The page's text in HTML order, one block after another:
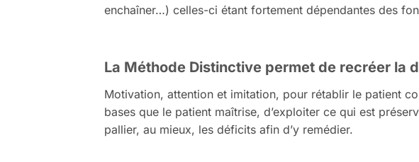
enchaîner…) celles-ci étant fortement dépendantes des
La Méthode Distinctive permet de recréer la
Motivation, attention et imitation, pour rétablir le patient
bases que le patient maîtrise, d’exploiter ce qui est
pallier, au mieux, les déficits afin d’y remédier.